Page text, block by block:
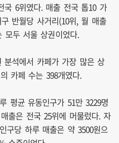
6위였다. 매출 전국 톱10 가
반월당 사거리(10위, 월 매출
모두 서울 상권이었다.
석에서 카페가 가장 많은 상
카페 수는 398개였다.
평균 유동인구가 51만 3229명
출은 전국 25위에 머물렀다. 자
구당 하루 매출은 약 3500원으